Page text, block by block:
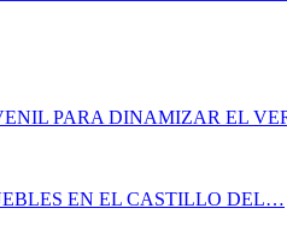
PARA DINAMIZAR EL
EN EL CASTILLO DEL…